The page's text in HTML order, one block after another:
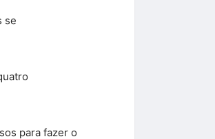
se
para fazer o